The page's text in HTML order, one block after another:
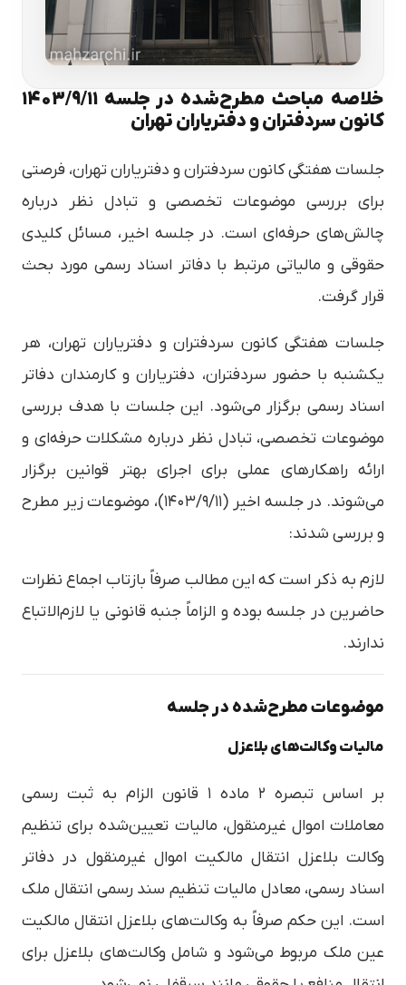
خلاصه مباحث مطرح‌شده در جلسه ۱۴۰۳/۹/۱۱
کانون سردفتران و دفتریاران تهران
جلسات هفتگی کانون سردفتران و دفتریاران تهران، فرصتی
برای بررسی موضوعات تخصصی و تبادل نظر درباره
چالش‌های حرفه‌ای است. در جلسه اخیر، مسائل کلیدی
حقوقی و مالیاتی مرتبط با دفاتر اسناد رسمی مورد بحث
قرار گرفت.
جلسات هفتگی کانون سردفتران و دفتریاران تهران، هر
یکشنبه با حضور سردفتران، دفتریاران و کارمندان دفاتر
اسناد رسمی برگزار می‌شود. این جلسات با هدف بررسی
موضوعات تخصصی، تبادل نظر درباره مشکلات حرفه‌ای و
ارائه راهکارهای عملی برای اجرای بهتر قوانین برگزار
می‌شوند. در جلسه اخیر (۱۴۰۳/۹/۱۱)، موضوعات زیر مطرح
و بررسی شدند:
لازم به ذکر است که این مطالب صرفاً بازتاب اجماع نظرات
حاضرین در جلسه بوده و الزاماً جنبه قانونی یا لازم‌الاتباع
ندارند.
موضوعات مطرح‌شده در جلسه
مالیات وکالت‌های بلاعزل
بر اساس تبصره ۲ ماده ۱ قانون الزام به ثبت رسمی
معاملات اموال غیرمنقول، مالیات تعیین‌شده برای تنظیم
وکالت بلاعزل انتقال مالکیت اموال غیرمنقول در دفاتر
اسناد رسمی، معادل مالیات تنظیم سند رسمی انتقال ملک
است. این حکم صرفاً به وکالت‌های بلاعزل انتقال مالکیت
عین ملک مربوط می‌شود و شامل وکالت‌های بلاعزل برای